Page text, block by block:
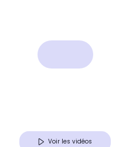
Voir les vidéos